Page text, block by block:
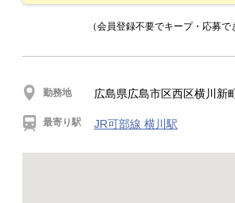
（会員登録不要でキープ・応募で
勤務地 広島県広島市区西区横川新
最寄り駅 JR可部線 横川駅